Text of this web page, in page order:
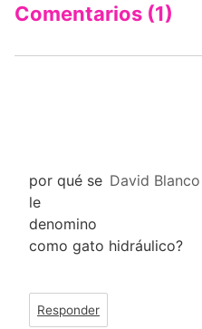
Comentarios (1)
David
por qué se
le
denomino
como gato hidráulico?
Responder